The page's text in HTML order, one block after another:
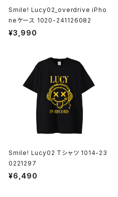
Smile! Lucy02_overdrive iPho
neケース 1020-241126082
¥3,990
Smile! Lucy02 Tシャツ 1014-23
0221297
¥6,490